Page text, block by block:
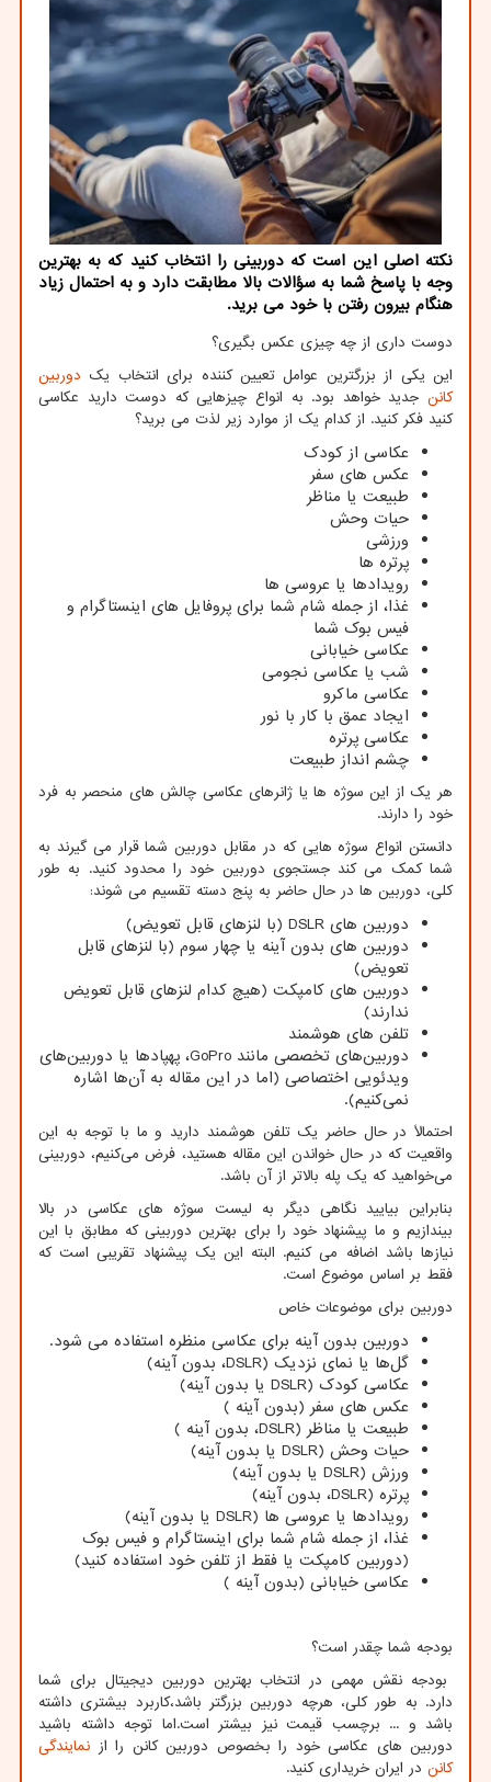
نکته اصلی این است که دوربینی را انتخاب کنید که به بهترین
وجه با پاسخ شما به سؤالات بالا مطابقت دارد و به احتمال زیاد
هنگام بیرون رفتن با خود می برید.
دوست داری از چه چیزی عکس بگیری؟
این یکی از بزرگترین عوامل تعیین کننده برای انتخاب یک دوربین
کانن جدید خواهد بود. به انواع چیزهایی که دوست دارید عکاسی
کنید فکر کنید. از کدام یک از موارد زیر لذت می برید؟
عکاسی از کودک
عکس های سفر
طبیعت یا مناظر
حیات وحش
ورزشی
پرتره ها
رویدادها یا عروسی ها
غذا، از جمله شام ​​شما برای پروفایل های اینستاگرام و
فیس بوک شما
عکاسی خیابانی
شب یا عکاسی نجومی
عکاسی ماکرو
ایجاد عمق با کار با نور
عکاسی پرتره
چشم انداز طبیعت
هر یک از این سوژه ها یا ژانرهای عکاسی چالش های منحصر به فرد
خود را دارند.
دانستن انواع سوژه هایی که در مقابل دوربین شما قرار می گیرند به
شما کمک می کند جستجوی دوربین خود را محدود کنید. به طور
کلی، دوربین ها در حال حاضر به پنج دسته تقسیم می شوند:
دوربین های DSLR (با لنزهای قابل تعویض)
دوربین های بدون آینه یا چهار سوم (با لنزهای قابل
تعویض)
دوربین های کامپکت (هیچ کدام لنزهای قابل تعویض
ندارند)
تلفن های هوشمند
دوربین‌های تخصصی مانند GoPro، پهپادها یا دوربین‌های
ویدئویی اختصاصی (اما در این مقاله به آن‌ها اشاره
نمی‌کنیم).
احتمالاً در حال حاضر یک تلفن هوشمند دارید و ما با توجه به این
واقعیت که در حال خواندن این مقاله هستید، فرض می‌کنیم، دوربینی
می‌خواهید که یک پله بالاتر از آن باشد.
بنابراین بیایید نگاهی دیگر به لیست سوژه های عکاسی در بالا
بیندازیم و ما پیشنهاد خود را برای بهترین دوربینی که مطابق با این
نیازها باشد اضافه می کنیم. البته این یک پیشنهاد تقریبی است که
فقط بر اساس موضوع است.
دوربین برای موضوعات خاص
دوربین بدون آینه برای عکاسی منظره استفاده می شود.
گل‌ها یا نمای نزدیک (DSLR، بدون آینه)
عکاسی کودک (DSLR یا بدون آینه)
عکس های سفر (بدون آینه )
طبیعت یا مناظر (DSLR، بدون آینه )
حیات وحش (DSLR یا بدون آینه)
ورزش (DSLR یا بدون آینه)
پرتره (DSLR، بدون آینه)
رویدادها یا عروسی ها (DSLR یا بدون آینه)
غذا، از جمله شام ​​شما برای اینستاگرام و فیس بوک
(دوربین کامپکت یا فقط از تلفن خود استفاده کنید)
عکاسی خیابانی (بدون آینه )
بودجه شما چقدر است؟
بودجه نقش مهمی در انتخاب بهترین دوربین دیجیتال برای شما
دارد. به طور کلی، هرچه دوربین بزرگتر باشد،کاربرد بیشتری داشته
باشد و ... برچسب قیمت نیز بیشتر است.اما توجه داشته باشید
دوربین های عکاسی خود را بخصوص دوربین کانن را از نمایندگی
کانن در ایران خریداری کنید.